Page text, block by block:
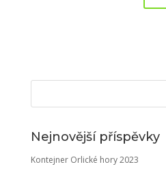
Nejnovější příspěvky
Kontejner Orlické hory 2023